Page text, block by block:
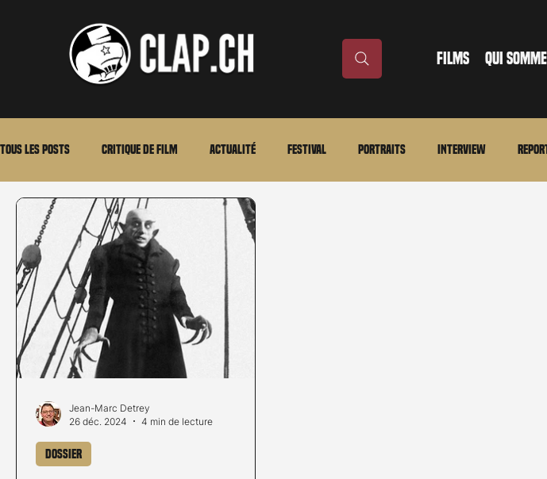
FILMS QUI
Tous les posts Critique de film Actualité Festival Portraits Interview
Laurent Scherlen En bref
Stéfanie Rossier Streaming Stefanie Rossier
Dossier
Jean-Marc Detrey
26 déc. 2024
4 min de lecture